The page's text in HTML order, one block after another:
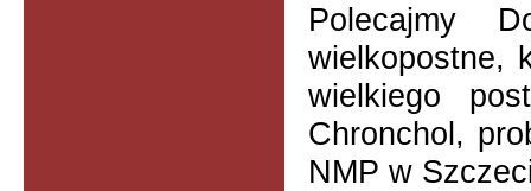
Polecajmy
wielkopostne,
wielkiego
Chronchol,
NMP w